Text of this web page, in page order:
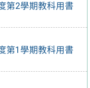
第2學期教科用書
第1學期教科用書